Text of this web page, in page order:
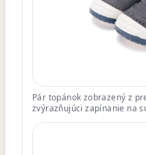
Pár topánok zobrazený z
zvýrazňujúci zapínanie na